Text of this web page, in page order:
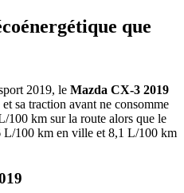
que
2019, le Mazda CX-3 2019
sa traction avant ne consomme
km sur la route alors que le
100 km en ville et 8,1 L/100 km